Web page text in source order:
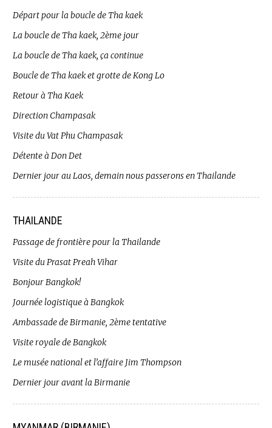
Départ pour la boucle de Tha kaek
La boucle de Tha kaek, 2ème jour
La boucle de Tha kaek, ça continue
Boucle de Tha kaek et grotte de Kong Lo
Retour à Tha Kaek
Direction Champasak
Visite du Vat Phu Champasak
Détente à Don Det
Dernier jour au Laos, demain nous passerons en Thailande
THAILANDE
Passage de frontière pour la Thailande
Visite du Prasat Preah Vihar
Bonjour Bangkok!
Journée logistique à Bangkok
Ambassade de Birmanie, 2ème tentative
Visite royale de Bangkok
Le musée national et l’affaire Jim Thompson
Dernier jour avant la Birmanie